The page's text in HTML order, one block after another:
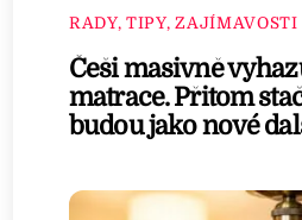
RADY, TIPY, ZAJÍMAVOSTI
Češi masivně
matrace. Přitom
budou jako nové